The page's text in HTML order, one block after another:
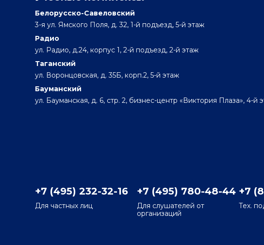
Белорусско-Савеловский
3-я ул. Ямского Поля, д. 32, 1-й подъезд, 5-й этаж
Радио
ул. Радио, д.24, корпус 1, 2-й подъезд, 2-й этаж
Таганский
ул. Воронцовская, д. 35Б, корп.2, 5-й этаж
Бауманский
ул. Бауманская, д. 6, стр. 2, бизнес-центр «Виктория Плаза», 4-й
+7 (495) 232-32-16
Для частных лиц
+7 (495) 780-48-44
Для слушателей от
организаций
+7
Тех.